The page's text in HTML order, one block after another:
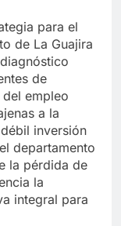
para el
de La Guajira
de
empleo
a la
inversión
departamento
la pérdida de
la
integral para